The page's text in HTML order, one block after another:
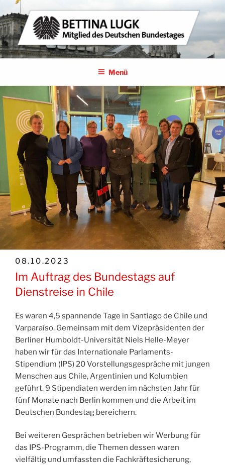
Zum
Inhalt
springen
BETTINA LUGK
MITGLIED DES DEUTSCHEN BUNDESTAGES
Menü
VERÖFFENTLICHT
AM
08.10.2023
Im Auftrag des Bundestags auf
Dienstreise in Chile
Es waren 4,5 spannende Tage in Santiago de Chile und
Varparaíso. Gemeinsam mit dem Vizepräsidenten der
Berliner Humboldt-Universität Niels Helle-Meyer
haben wir für das Internationale Parlaments-
Stipendium (IPS) 20 Vorstellungsgespräche mit jungen
Menschen aus Chile, Argentinien und Kolumbien
geführt. 9 Stipendiaten werden im nächsten Jahr für
fünf Monate nach Berlin kommen und die Arbeit im
Deutschen Bundestag bereichern.
Bei weiteren Gesprächen betrieben wir Werbung für
das IPS-Programm, die Themen dessen waren
vielfältig und umfassten die Fachkräftesicherung,